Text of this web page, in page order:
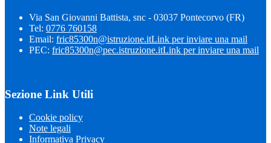
Via San Giovanni Battista, snc - 03037 Pontecorvo (FR)
Tel: 0776 760158
Email: fric85300n@istruzione.itLink per inviare una mail
PEC: fric85300n@pec.istruzione.itLink per inviare una mail
Sezione Link Utili
Cookie policy
Note legali
Informativa Privacy